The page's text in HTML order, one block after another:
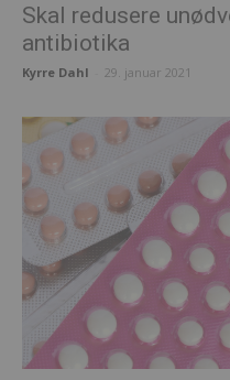
Skal redusere
antibiotika
Kyrre Dahl 29. januar 2021